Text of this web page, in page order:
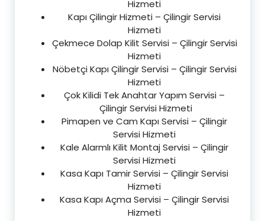
Hizmeti
Kapı Çilingir Hizmeti – Çilingir Servisi
Hizmeti
Çekmece Dolap Kilit Servisi – Çilingir Servisi
Hizmeti
Nöbetçi Kapı Çilingir Servisi – Çilingir Servisi
Hizmeti
Çok Kilidi Tek Anahtar Yapım Servisi –
Çilingir Servisi Hizmeti
Pimapen ve Cam Kapı Servisi – Çilingir
Servisi Hizmeti
Kale Alarmlı Kilit Montaj Servisi – Çilingir
Servisi Hizmeti
Kasa Kapı Tamir Servisi – Çilingir Servisi
Hizmeti
Kasa Kapı Açma Servisi – Çilingir Servisi
Hizmeti